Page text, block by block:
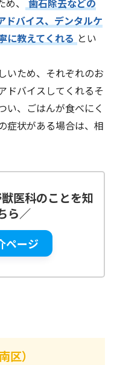
ドバイス、デンタルケ
に教えてくれる とい
いため、それぞれのお
ドバイスしてくれるそ
い、ごはんが食べにく
症状がある場合は、相
医科のことを知
ら／
ページ
区）